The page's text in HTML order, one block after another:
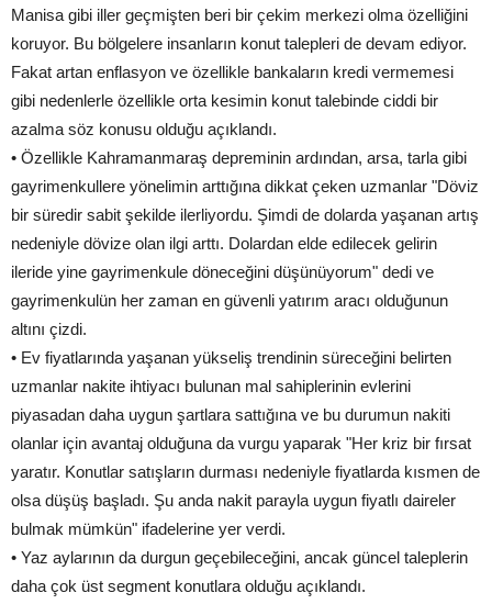
Manisa gibi iller geçmişten beri bir çekim merkezi olma özelliğini
koruyor. Bu bölgelere insanların konut talepleri de devam ediyor.
Fakat artan enflasyon ve özellikle bankaların kredi vermemesi
gibi nedenlerle özellikle orta kesimin konut talebinde ciddi bir
azalma söz konusu olduğu açıklandı.
• Özellikle Kahramanmaraş depreminin ardından, arsa, tarla gibi
gayrimenkullere yönelimin arttığına dikkat çeken uzmanlar "Döviz
bir süredir sabit şekilde ilerliyordu. Şimdi de dolarda yaşanan artış
nedeniyle dövize olan ilgi arttı. Dolardan elde edilecek gelirin
ileride yine gayrimenkule döneceğini düşünüyorum" dedi ve
gayrimenkulün her zaman en güvenli yatırım aracı olduğunun
altını çizdi.
• Ev fiyatlarında yaşanan yükseliş trendinin süreceğini belirten
uzmanlar nakite ihtiyacı bulunan mal sahiplerinin evlerini
piyasadan daha uygun şartlara sattığına ve bu durumun nakiti
olanlar için avantaj olduğuna da vurgu yaparak "Her kriz bir fırsat
yaratır. Konutlar satışların durması nedeniyle fiyatlarda kısmen de
olsa düşüş başladı. Şu anda nakit parayla uygun fiyatlı daireler
bulmak mümkün" ifadelerine yer verdi.
• Yaz aylarının da durgun geçebileceğini, ancak güncel taleplerin
daha çok üst segment konutlara olduğu açıklandı.